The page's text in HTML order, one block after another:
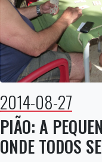
2014-08-27
PIÃO: A
ONDE TODOS